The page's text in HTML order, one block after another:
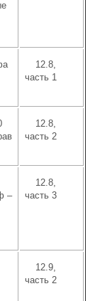
12.8,
часть 1
12.8,
часть 2
–
12.8,
часть 3
12.9,
часть 2